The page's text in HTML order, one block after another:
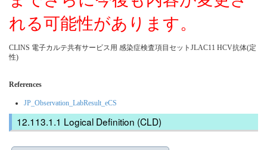
れる可能性があります。
CLINS 電子カルテ共有サービス用 感染症検査項目セットJLAC11 HCV抗体(定
性)
References
JP_Observation_LabResult_eCS
Logical Definition (CLD)